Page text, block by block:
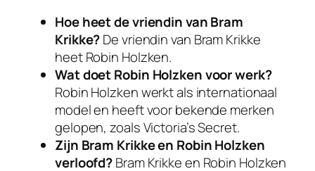
Hoe heet de vriendin van Bram
Krikke?De vriendin van Bram Krikke
heet Robin Holzken.
Wat doet Robin Holzken voor werk?
Robin Holzken werkt als internationaal
model en heeft voor bekende merken
gelopen, zoals Victoria’s Secret.
Zijn Bram Krikke en Robin Holzken
verloofd?Bram Krikke en Robin Holzken